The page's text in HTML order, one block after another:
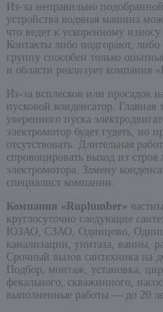
Из-за неправильно
устройства водяная машина
что ведет к ускоренному
Контакты либо подгорают,
группу способен только
и области реализует компания
Из-за всплесков или просадок
пусковой конденсатор. Главная
уверенного пуска
электромотор будет гудеть, но
отсутствовать. Длительная
спровоцировать выход из строя
электромотора. Замену
специалист компании.
Компания «Ruplumber»
круглосуточно следующие
ЮЗАО, СЗАО, Одинцово,
канализации, унитаза, ванны,
Срочный вызов сантехника на
Подбор, монтаж, установка,
фекального, скважинного,
выполненные работы — до 20